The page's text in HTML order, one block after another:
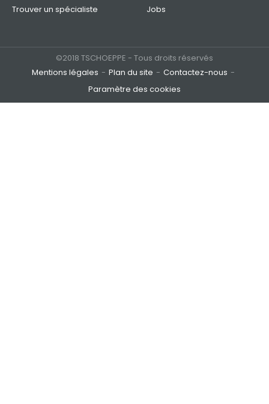
Trouver un spécialiste
Jobs
©2018 TSCHOEPPE - Tous droits réservés
Mentions légales
Plan du site
Contactez-nous
Paramètre des cookies